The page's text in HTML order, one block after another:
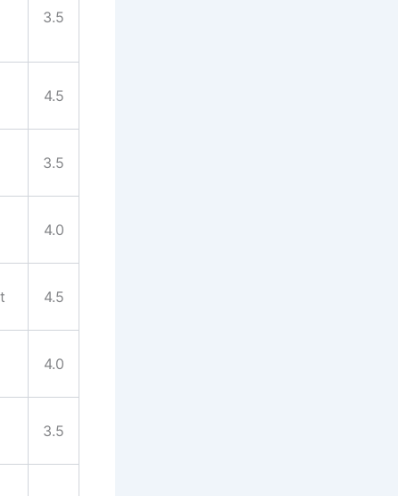
3.5
4.5
3.5
4.0
4.5
4.0
3.5